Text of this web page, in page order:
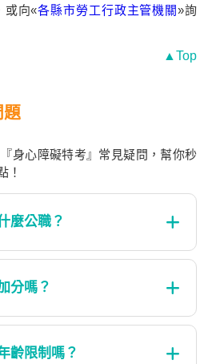
或向«各縣市勞工行政主管機關»詢
▲Top
題
身心障礙特考』常見疑問，幫你秒
！
麼公職？
分嗎？
齡限制嗎？